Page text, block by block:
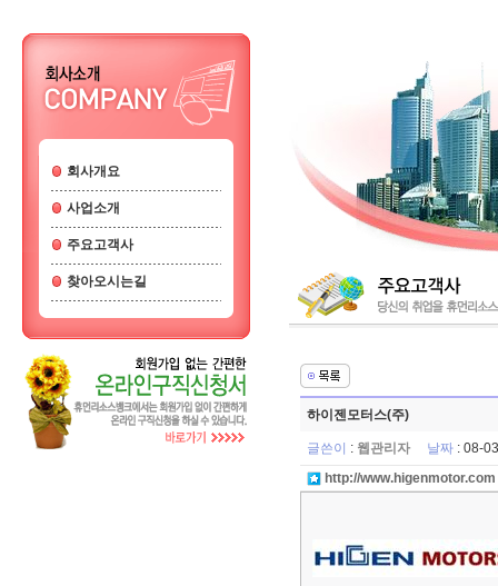
회사개요
사업소개
주요고객사
찾아오시는길
하이젠모터스(주)
글쓴이 : 웹관리자 날짜 : 08-
http://www.higenmotor.com